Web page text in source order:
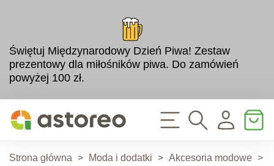
Świętuj Międzynarodowy Dzień Piwa! Zestaw
prezentowy dla miłośników piwa. Do zamówień
powyżej 100 zł.
Strona główna > Moda i dodatki > Akcesoria modowe >